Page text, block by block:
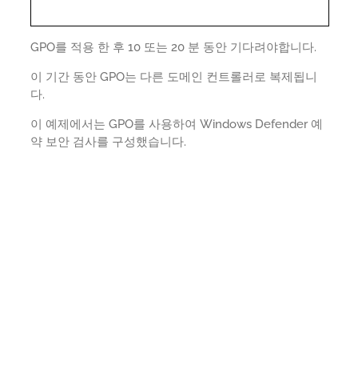
GPO를 적용 한 후 10 또는 20 분 동안 기다려야합니다.
이 기간 동안 GPO는 다른 도메인 컨트롤러로 복제됩니
다.
이 예제에서는 GPO를 사용하여 Windows Defender 예
약 보안 검사를 구성했습니다.